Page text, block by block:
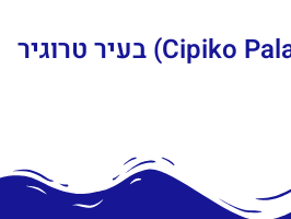
ארמון צ'פיקו (Cipiko Palace) בעיר טרוגיר